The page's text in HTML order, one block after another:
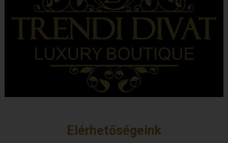
Elérhetőségeink